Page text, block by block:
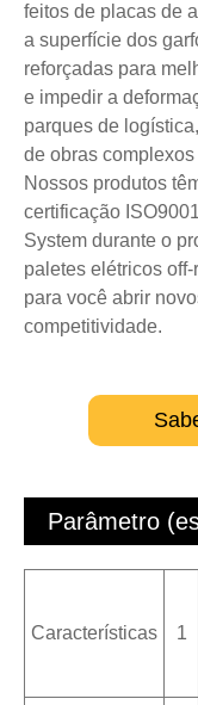
feitos de placas de
a superfície dos
reforçadas para
e impedir a
parques de
de obras
Nossos produtos
certificação
System durante o
paletes elétricos
para você abrir
competitividade.
Parâmetro
Características 1